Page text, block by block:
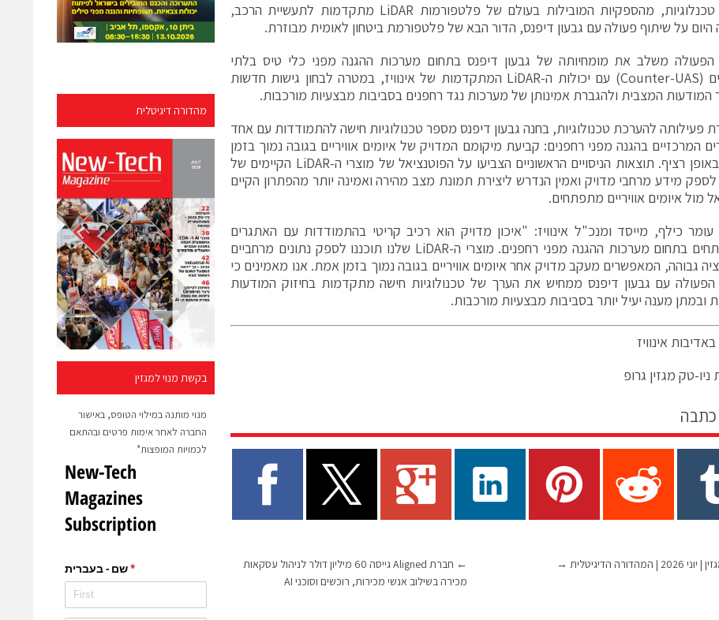
מהדורה דיגיטלית
בקשת מנוי למגזין
מנוי מותנה במילוי הטופס, באישור
החברה לאחר אימות פרטים ובהתאם
לכמויות המופצות*
אינוויז טכנלוגיות, מהספקיות המובילות בעולם של פלטפורמות LiDAR מתקדמות לתעשיית הרכב,
היום על שיתוף פעולה עם גבעון דיפנס, הדור הבא של פלטפורמת ביטחון לאומית מבוזרת.
הפעולה משלב את מומחיותה של גבעון דיפנס בתחום מערכות ההגנה מפני כלי טיס בלתי
מאוישים (Counter-UAS) עם יכולות ה-LiDAR המתקדמות של אינוויז, במטרה לבחון גישות חדשות
המודעות המצבית ולהגברת אמינותן של מערכות נגד רחפנים בסביבות מבצעיות מורכבות.
פעילותה להערכת טכנולוגיות, בחנה גבעון דיפנס מספר טכנולוגיות חישה להתמודדות עם אחד
המרכזיים בהגנה מפני רחפנים: קביעת מיקומם המדויק של איומים אוויריים בגובה נמוך בזמן
אמת ובאופן רציף. תוצאות הניסויים הראשוניים הצביעו על הפוטנציאל של מוצרי ה-LiDAR הקיימים של
לספק מידע מרחבי מדויק ואמין הנדרש ליצירת תמונת מצב מהירה ואמינה יותר מהפתרון הקיים
מול איומים אוויריים מתפתחים.
עומר כילף, מייסד ומנכ"ל אינוויז: "איכון מדויק הוא רכיב קריטי בהתמודדות עם האתגרים
המתפתחים בתחום מערכות ההגנה מפני רחפנים. מוצרי ה-LiDAR שלנו תוכננו לספק נתונים מרחביים
גבוהה, המאפשרים מעקב מדויק אחר איומים אוויריים בגובה נמוך בזמן אמת. אנו מאמינים כי
הפעולה עם גבעון דיפנס ממחיש את הערך של טכנולוגיות חישה מתקדמות בחיזוק המודעות
ובמתן מענה יעיל יותר בסביבות מבצעיות מורכבות.
אינוויז
טק מגזין גרופ
←
חברת Aligned גייסה 60 מיליון דולר לניהול עסקאות
מכירה בשילוב אנשי מכירות, רוכשים וסוכני AI
| המהדורה הדיגיטלית →